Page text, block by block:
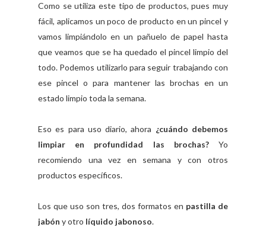
Como se utiliza este tipo de productos, pues muy
fácil, aplicamos un poco de producto en un pincel y
vamos limpiándolo en un pañuelo de papel hasta
que veamos que se ha quedado el pincel limpio del
todo. Podemos utilizarlo para seguir trabajando con
ese pincel o para mantener las brochas en un
estado limpio toda la semana.
Eso es para uso diario, ahora ¿cuándo debemos
limpiar en profundidad las brochas?Yo
recomiendo una vez en semana y con otros
productos específicos.
Los que uso son tres, dos formatos en pastilla de
jabón y otro líquido jabonoso.